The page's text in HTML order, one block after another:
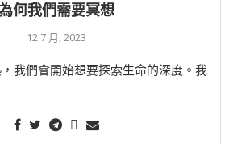
何我們需要冥想
12 7 月, 2023
，我們會開始想要探索生命的深度。我